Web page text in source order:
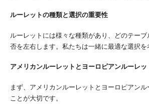
ルーレットの種類と選択の重要性
ルーレットには様々な種類があり、どのテー
否を左右します。私たちは一緒に最適な選択を
アメリカンルーレットとヨーロピアンルーレ
まず、アメリカンルーレットとヨーロピアン
ことが大切です。